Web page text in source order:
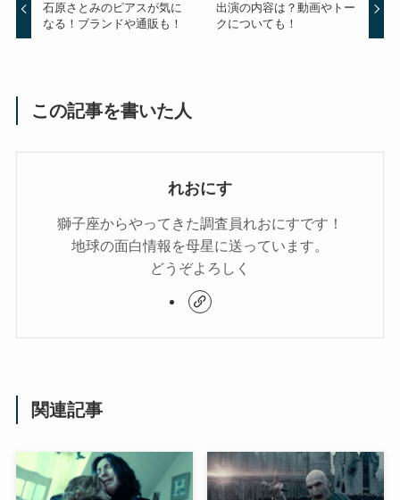
石原さとみのピアスが気に
なる！ブランドや通販も！
出演の内容は？動画やトー
クについても！
この記事を書いた人
れおにす
獅子座からやってきた調査員れおにすです！
地球の面白情報を母星に送っています。
どうぞよろしく
関連記事